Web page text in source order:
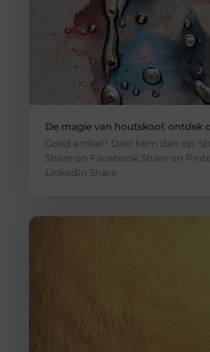
De magie van houtskool: ontdek
Goed artikel? Deel hem dan op:
Share on Facebook Share on
LinkedIn Share